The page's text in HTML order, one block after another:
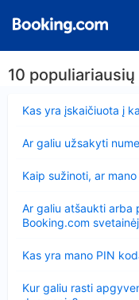
10
Kas yra įskaičiuota į
Ar galiu užsakyti
Kaip sužinoti, ar
Ar galiu atšaukti arba
Booking.com
Kas yra mano PIN
Kur galiu rasti